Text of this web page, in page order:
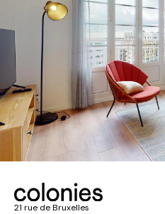
21 rue de Bruxelles